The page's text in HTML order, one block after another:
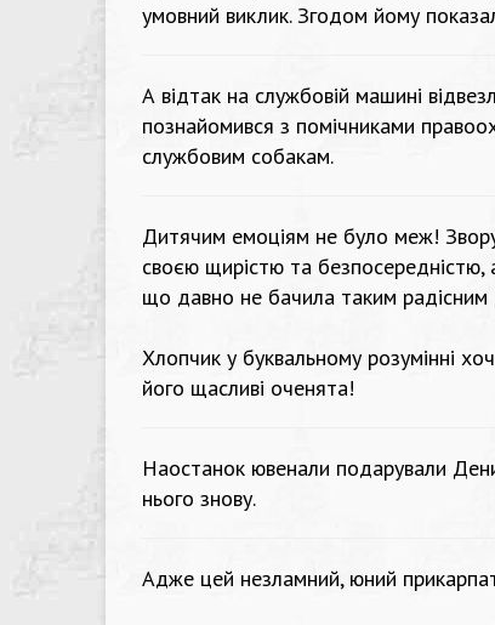
умовний виклик. Згодом йому
А відтак на службовій машині
познайомився з помічниками
службовим собакам.
Дитячим емоціям не було меж!
своєю щирістю та безпосередністю,
що давно не бачила таким радісним
Хлопчик у буквальному розумінні
його щасливі оченята!
Наостанок ювенали подарували
нього знову.
Адже цей незламний, юний